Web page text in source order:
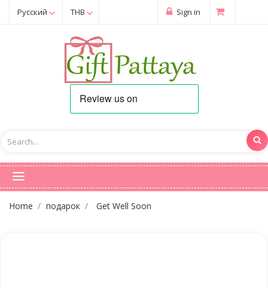
Русский THB Sign in
Home подарок Get Well Soon